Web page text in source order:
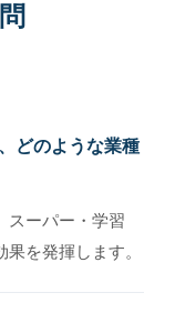
どのような業種
スーパー・学習
を発揮します。